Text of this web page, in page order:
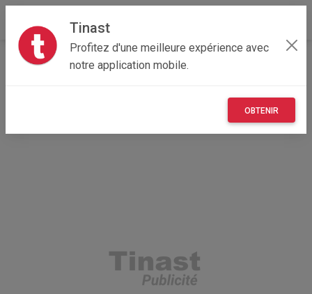
Tinast
Profitez d'une meilleure expérience avec
notre application mobile.
OBTENIR
Accueil Recherche
Professionnel